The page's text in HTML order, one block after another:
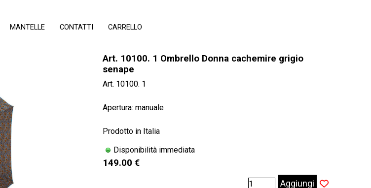
▼
MANTELLE CONTATTI CARRELLO
Art. 10100. 1 Ombrello Donna cachemire grigio
senape
Art. 10100. 1
Apertura: manuale
Prodotto in Italia
Disponibilità immediata
149.00 €
Aggiungi